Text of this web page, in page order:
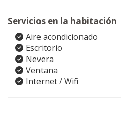
Servicios en la habitación
Aire acondicionado
Escritorio
Nevera
Ventana
Internet / Wifi